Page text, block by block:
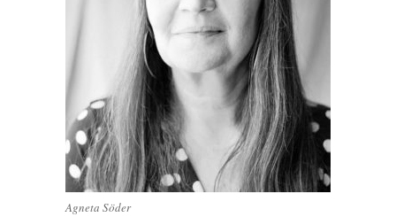
Agneta Söder